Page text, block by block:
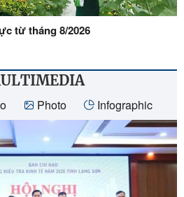
từ tháng 8/2026
Photo Infographic